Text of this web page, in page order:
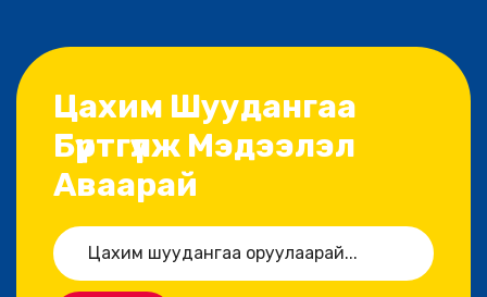
Цахим Шуудангаа
Бүртгүүлж Мэдээлэл
Аваарай